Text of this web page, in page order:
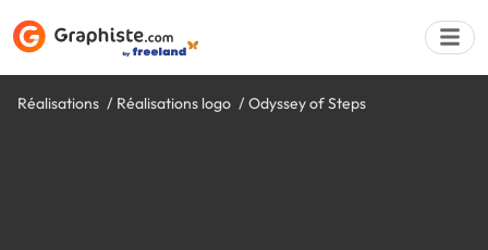
Réalisations Réalisations logo Odyssey of Steps